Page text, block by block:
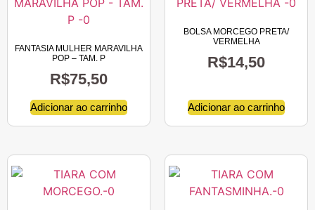
FANTASIA MULHER MARAVILHA
POP – TAM. P
R$75,50
Adicionar ao carrinho
BOLSA MORCEGO PRETA/
VERMELHA
R$14,50
Adicionar ao carrinho